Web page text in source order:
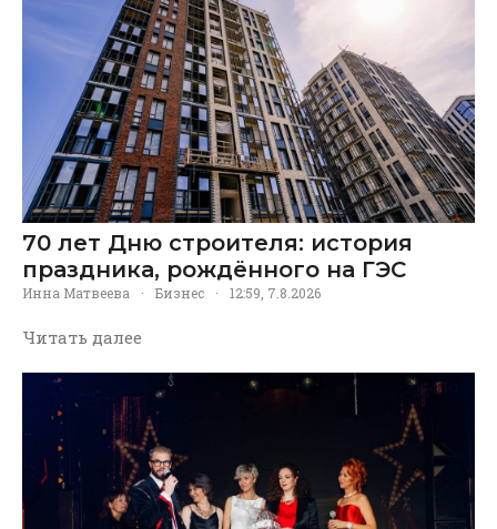
70 лет Дню строителя: история
праздника, рождённого на ГЭС
Инна Матвеева · Бизнес · 12:59, 7.8.2026
Читать далее